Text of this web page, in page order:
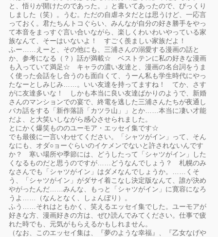
と、悟りが開けたのであった。」と書いてあったので、びっくり
しました（笑）。うむ。ただの自虐ネタだとは思うけど、一応言
っておく。君たちんトコぐらい、みんなが自分の好き勝手をやっ
て本音をまっすぐ言い合いながら、楽しくわいわいやっている家
族なんて、そーはいないよ！ すごく羨ましい家族だよ！
ふー……えーと、その他にも、三浦さんの溺愛する漫画の話と
か、参考になる（？）話が満載☆ ベストテンに私の好きな漫画
も入っていて満足☆ キャラの濃い友達と、漫画の名台詞をうま
く使った会話をし合うのも面白くて、うーん私も学生時代にやっ
たなーとしみじみ……。いい友達を持ってますね！ てか、さす
がに友達多いな！ しかも本当に良い友達ばかりのようで、新婚
さんのマンションでの宴で、終電を逃した三浦さんたちが夜通し
バカ話をする「新作落語「カツラ山」」とか……本当に凄い才能
だよ、と大笑いしながら感心させられました。
とにかく爆笑もののユーモア・エッセイ集です☆
でも最後に一言いわせてください。「シャツがイン」って、そん
なにも、オダ○ョーぐらいのイケメンでないと許されないんです
か？ 寒い場所や季節には、どうしたって「シャツがイン」した
くなるものだと思うのですが……どうなんでしょう？ 札幌のみ
なさんでも「シャツがイン」はダメなんでしょうか。……くそ
う、「シャツがイン」がダサイ着こなし決定版なんて、誰が決め
やがったんだ……みんな、もっと「シャツがイン」に寛容になろ
うよ……（なんとなく、しょんぼり）。
ふう……それはともかく、笑えるエッセイ集でした。ユーモアが
好きな方、漫画好きの方は、ぜひ読んでみてください。仕事で疲
れた時でも、元気がもらえるかもしれません。
（なお、このエッセイ集は、『夢のような幸福』、『乙女なげや